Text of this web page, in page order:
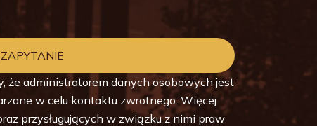
że administratorem danych osobowych jest
w celu kontaktu zwrotnego. Więcej
przysługujących w związku z nimi praw